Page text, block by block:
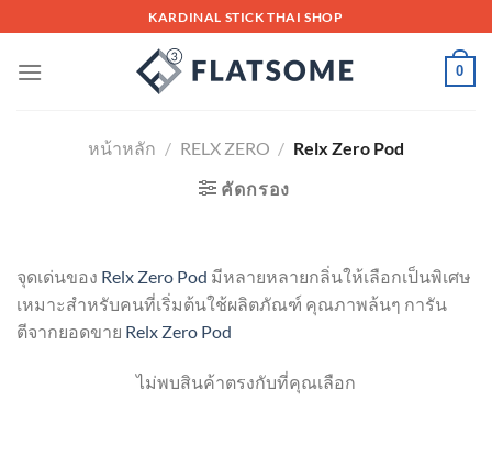
to
content
KARDINAL STICK THAI SHOP
0
หน้าหลัก / RELX ZERO / Relx Zero Pod
คัดกรอง
จุดเด่นของ Relx Zero Pod มีหลายหลายกลิ่นให้เลือกเป็นพิเศษ
เหมาะสำหรับคนที่เริ่มต้นใช้ผลิตภัณฑ์ คุณภาพล้นๆ การัน
ตีจากยอดขาย Relx Zero Pod
ไม่พบสินค้าตรงกับที่คุณเลือก